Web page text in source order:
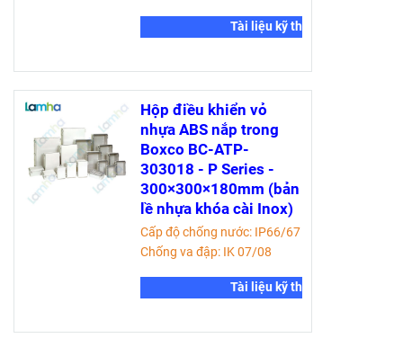
Tài liệu kỹ thuật
Hộp điều khiển vỏ
nhựa ABS nắp trong
Boxco BC-ATP-
303018 - P Series -
300×300×180mm (bản
lề nhựa khóa cài Inox)
Cấp độ chống nước: IP66/67
Chống va đập: IK 07/08
Tài liệu kỹ thuật